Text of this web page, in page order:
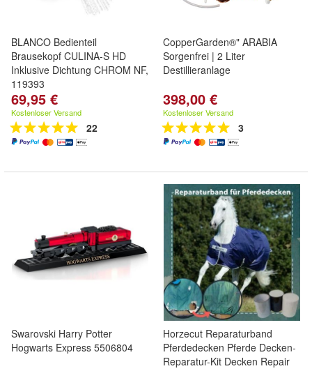
BLANCO Bedienteil
Brausekopf CULINA-S HD
Inklusive Dichtung CHROM NF,
119393
69,95 €
Kostenloser Versand
22
CopperGarden®" ARABIA
Sorgenfrei | 2 Liter
Destillieranlage
398,00 €
Kostenloser Versand
3
Swarovski Harry Potter
Hogwarts Express 5506804
Horzecut Reparaturband
Pferdedecken Pferde Decken-
Reparatur-Kit Decken Repair